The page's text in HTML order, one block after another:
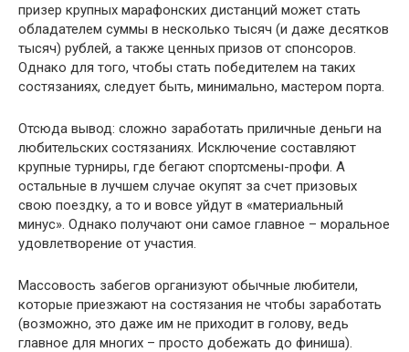
призер крупных марафонских дистанций может стать
обладателем суммы в несколько тысяч (и даже десятков
тысяч) рублей, а также ценных призов от спонсоров.
Однако для того, чтобы стать победителем на таких
состязаниях, следует быть, минимально, мастером порта.
Отсюда вывод: сложно заработать приличные деньги на
любительских состязаниях. Исключение составляют
крупные турниры, где бегают спортсмены-профи. А
остальные в лучшем случае окупят за счет призовых
свою поездку, а то и вовсе уйдут в «материальный
минус». Однако получают они самое главное – моральное
удовлетворение от участия.
Массовость забегов организуют обычные любители,
которые приезжают на состязания не чтобы заработать
(возможно, это даже им не приходит в голову, ведь
главное для многих – просто добежать до финиша).